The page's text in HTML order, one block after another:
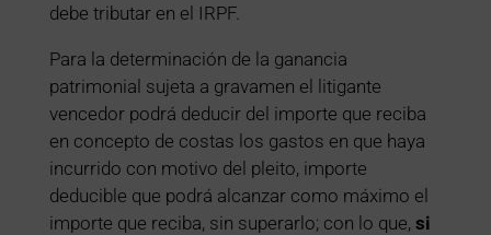
debe tributar en el IRPF.
Para la determinación de la ganancia
patrimonial sujeta a gravamen el litigante
vencedor podrá deducir del importe que reciba
en concepto de costas los gastos en que haya
incurrido con motivo del pleito, importe
deducible que podrá alcanzar como máximo el
importe que reciba, sin superarlo; con lo que, si